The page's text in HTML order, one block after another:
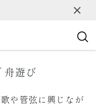
舟遊び
や管弦に興じなが